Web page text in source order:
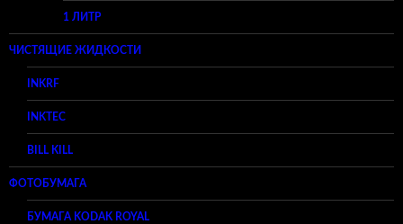
1 ЛИТР
ЧИСТЯЩИЕ ЖИДКОСТИ
INKRF
INKTEC
BILL KILL
ФОТОБУМАГА
БУМАГА KODAK ROYAL